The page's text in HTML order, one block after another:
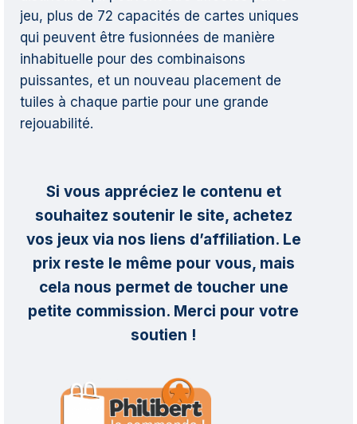
jeu, plus de 72 capacités de cartes uniques
qui peuvent être fusionnées de manière
inhabituelle pour des combinaisons
puissantes, et un nouveau placement de
tuiles à chaque partie pour une grande
rejouabilité.
Si vous appréciez le contenu et
souhaitez soutenir le site, achetez
vos jeux via nos liens d’affiliation. Le
prix reste le même pour vous, mais
cela nous permet de toucher une
petite commission. Merci pour votre
soutien !